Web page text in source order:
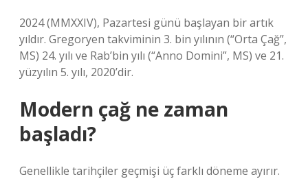
2024 (MMXXIV), Pazartesi günü başlayan bir artık
yıldır. Gregoryen takviminin 3. bin yılının (“Orta Çağ”,
MS) 24. yılı ve Rab’bin yılı (“Anno Domini”, MS) ve 21.
yüzyılın 5. yılı, 2020’dir.
Modern çağ ne zaman
başladı?
Genellikle tarihçiler geçmişi üç farklı döneme ayırır.